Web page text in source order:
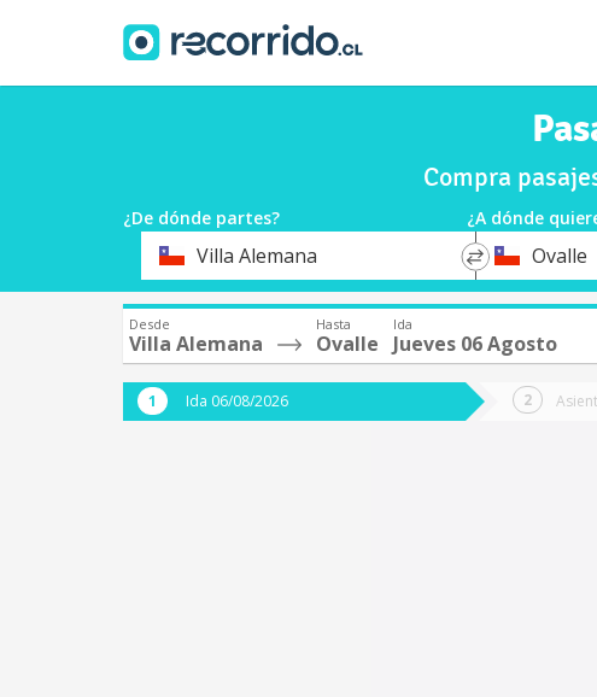
Compra
¿De dónde partes? ¿A dónde
Origen Villa Alemana
*
DestinoOvalle
Desde
Villa Alemana
Hasta
Ovalle
Ida
Jueves 06 Agosto
Ida 06/08/2026